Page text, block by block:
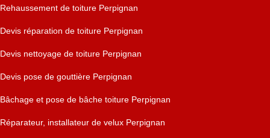
Rehaussement de toiture Perpignan
Devis réparation de toiture Perpignan
Devis nettoyage de toiture Perpignan
Devis pose de gouttière Perpignan
Bâchage et pose de bâche toiture Perpignan
Réparateur, installateur de velux Perpignan